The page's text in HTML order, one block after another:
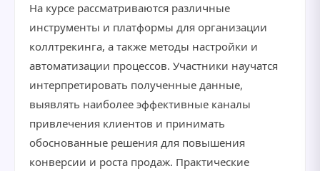
На курсе рассматриваются различные
инструменты и платформы для организации
коллтрекинга, а также методы настройки и
автоматизации процессов. Участники научатся
интерпретировать полученные данные,
выявлять наиболее эффективные каналы
привлечения клиентов и принимать
обоснованные решения для повышения
конверсии и роста продаж. Практические